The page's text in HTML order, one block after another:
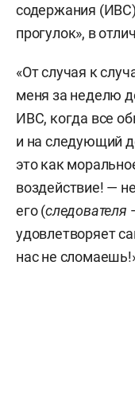
содержания
прогулок», в
«От случая к
меня за неделю
ИВС, когда все
и на следующий
это как
воздействие! —
его (следователя
удовлетворяет
нас не